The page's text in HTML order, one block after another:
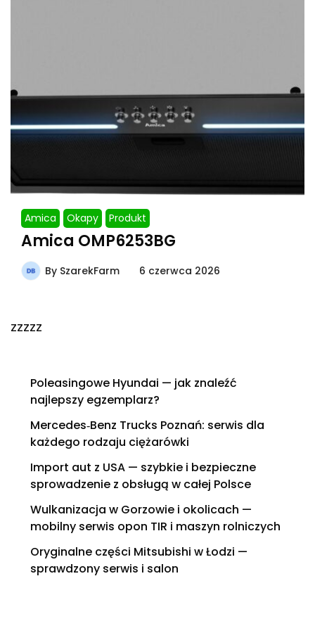
Amica Okapy Produkt
Amica OMP6253BG
By SzarekFarm 6 czerwca 2026
zzzzz
Poleasingowe Hyundai — jak znaleźć
najlepszy egzemplarz?
Mercedes‑Benz Trucks Poznań: serwis dla
każdego rodzaju ciężarówki
Import aut z USA — szybkie i bezpieczne
sprowadzenie z obsługą w całej Polsce
Wulkanizacja w Gorzowie i okolicach —
mobilny serwis opon TIR i maszyn rolniczych
Oryginalne części Mitsubishi w Łodzi —
sprawdzony serwis i salon